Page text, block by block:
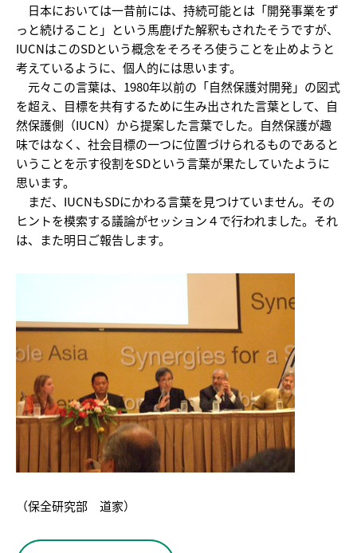
日本においては一昔前には、持続可能とは「開発事業をず
っと続けること」という馬鹿げた解釈もされたそうですが、
IUCNはこのSDという概念をそろそろ使うことを止めようと
考えているように、個人的には思います。
元々この言葉は、1980年以前の「自然保護対開発」の図式
を超え、目標を共有するために生み出された言葉として、自
然保護側（IUCN）から提案した言葉でした。自然保護が趣
味ではなく、社会目標の一つに位置づけられるものであると
いうことを示す役割をSDという言葉が果たしていたように
思います。
まだ、IUCNもSDにかわる言葉を見つけていません。その
ヒントを模索する議論がセッション４で行われました。それ
は、また明日ご報告します。
（保全研究部 道家）